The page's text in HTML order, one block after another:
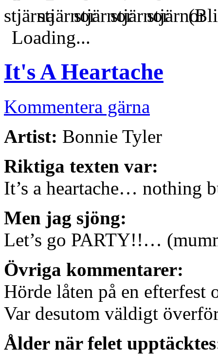
(Bli
Loading...
It's A Heartache
Kommentera gärna
Artist: Bonnie Tyler
Riktiga texten var:
It’s a heartache… nothing
Men jag sjöng:
Let’s go PARTY!!…
Övriga kommentarer:
Hörde låten på en efterfest
Var desutom väldigt
Ålder när felet